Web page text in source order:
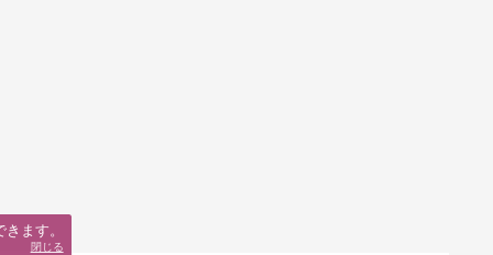
ます。
閉じる